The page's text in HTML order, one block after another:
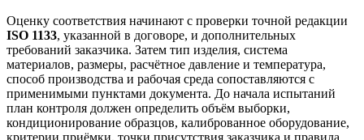
Оценку соответствия начинают с проверки точной редакции
ISO 1133, указанной в договоре, и дополнительных
требований заказчика. Затем тип изделия, система
материалов, размеры, расчётное давление и температура,
способ производства и рабочая среда сопоставляются с
применимыми пунктами документа. До начала испытаний
план контроля должен определить объём выборки,
кондиционирование образцов, калиброванное оборудование,